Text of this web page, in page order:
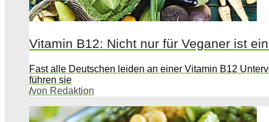
Vitamin B12: Nicht nur für Veganer ist
Fast alle Deutschen leiden an einer Vitamin B12
führen sie
/von Redaktion